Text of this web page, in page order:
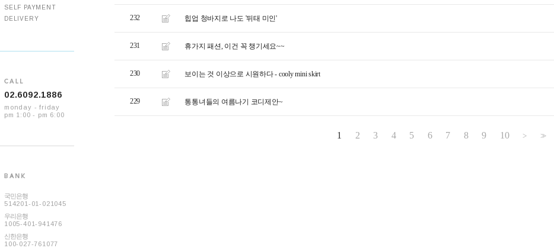
SELF PAYMENT
DELIVERY
02.6092.1886
monday - friday
pm 1:00 - pm 6:00
국민은행
514201-01-021045
우리은행
1005-401-941476
신한은행
100-027-761077
232 힙업 청바지로 나도 '뒤태 미인'
231 휴가지 패션, 이건 꼭 챙기세요~~
230 보이는 것 이상으로 시원하다 - cooly mini skirt
229 통통녀들의 여름나기 코디제안~
1 2 3 4 5 6 7 8 9 10 > >>